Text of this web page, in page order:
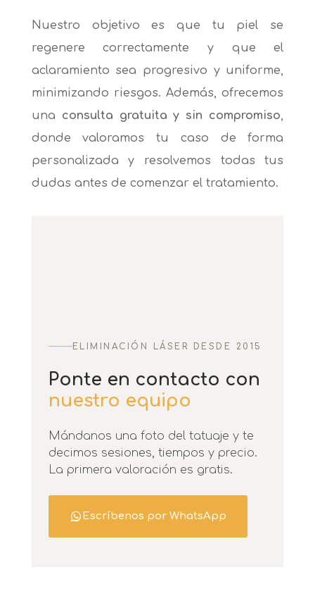
Nuestro objetivo es que tu piel se
regenere correctamente y que el
aclaramiento sea progresivo y uniforme,
minimizando riesgos. Además, ofrecemos
una consulta gratuita y sin compromiso,
donde valoramos tu caso de forma
personalizada y resolvemos todas tus
dudas antes de comenzar el tratamiento.
ELIMINACIÓN LÁSER DESDE 2015
Ponte en contacto con
nuestro equipo
Mándanos una foto del tatuaje y te
decimos sesiones, tiempos y precio.
La primera valoración es gratis.
Escríbenos por WhatsApp